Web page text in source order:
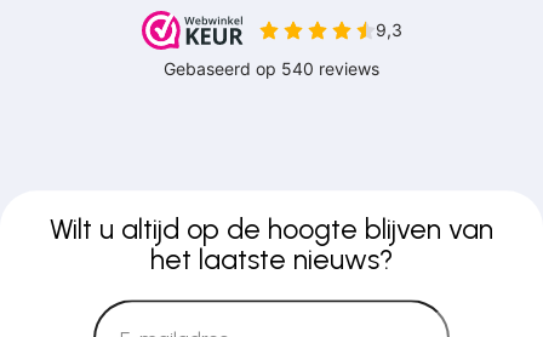
Wilt u altijd op de hoogte blijven van
het laatste nieuws?